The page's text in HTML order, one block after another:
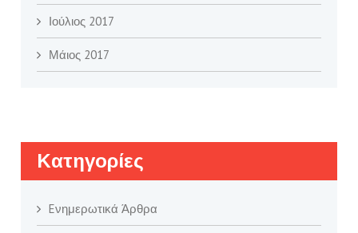
Ιούλιος 2017
Μάιος 2017
Kατηγορίες
Eνημερωτικά Άρθρα